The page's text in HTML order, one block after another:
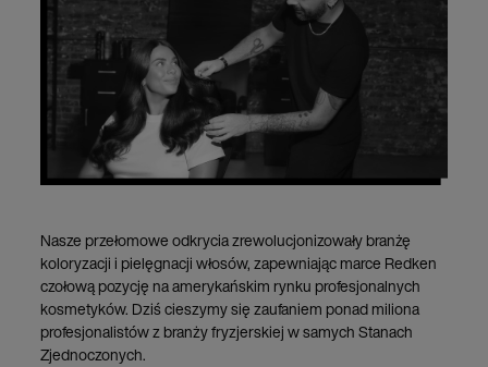
Nasze przełomowe odkrycia zrewolucjonizowały branżę
koloryzacji i pielęgnacji włosów, zapewniając marce Redken
czołową pozycję na amerykańskim rynku profesjonalnych
kosmetyków. Dziś cieszymy się zaufaniem ponad miliona
profesjonalistów z branży fryzjerskiej w samych Stanach
Zjednoczonych.